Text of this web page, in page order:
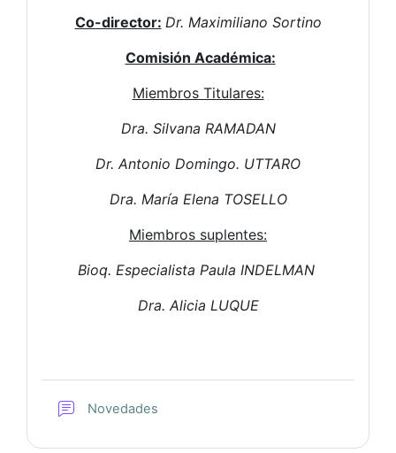
Co-director: Dr. Maximiliano Sortino
Comisión Académica:
Miembros Titulares:
Dra. Silvana RAMADAN
Dr. Antonio Domingo. UTTARO
Dra. María Elena TOSELLO
Miembros suplentes:
Bioq. Especialista Paula INDELMAN
Dra. Alicia LUQUE
Novedades